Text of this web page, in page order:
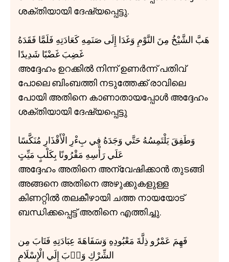
ശക്തിയായി ദേഷ്യപ്പെട്ടു.
هَبَّ الشَّيْخُ مِنَ النَّوْمِ وَغَدَا إِلَی صَنَمِهِ كَعَادَتِهِ فَلَمَّا فَقَدَهُ
غَضِبَ غَضْبًا شَدِيدًا
അദ്ദേഹം ഉറക്കിൽ നിന്ന് ഉണർന്ന് പതിവ്
പോലെ ബിംബത്തി നടുത്തേക്ക് രാവിലെ
പോയി അതിനെ കാണാതായപ്പോൾ അദ്ദേഹം
ശക്തിയായി ദേഷ്യപ്പെട്ടു
وَطَفِقَ يَلْتَمِسُهُ حَتَّي وَجَدَهُ فِي بِءْرِ الْأَقْذَارِ مُنَكَّسًا
عَلَي رَأْسِهِ مَقْرُونًا بِكَلْبٍ مَيِّتٍ
അദ്ദേഹം അതിനെ അന്വേഷിക്കാൻ തുടങ്ങി
അങ്ങനെ അതിനെ അഴുക്കുകളുള്ള
കിണറ്റിൽ തലകീഴായി ചത്ത നായയോട്
ബന്ധിക്കപ്പെട്ട് അതിനെ എത്തിച്ചു.
فَهِمَ عَمْرٌو ذِلَّةَ مَعْبُودِهِ وَسَفَاهَةَ عِبَادَتِهِ فَتَابَ مِن
الشِّرْكِ وَاۤبَ إِلَي الْإِسْلَامِ